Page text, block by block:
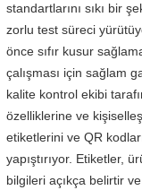
standartlarını sıkı bir
zorlu test süreci
önce sıfır kusur
çalışması için sağlam
kalite kontrol ekibi
özelliklerine ve
etiketlerini ve QR
yapıştırıyor. Etiketler,
bilgileri açıkça belirtir